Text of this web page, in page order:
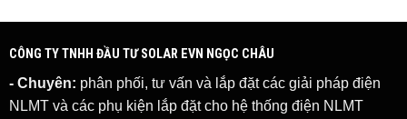
CÔNG TY TNHH ĐẦU TƯ SOLAR EVN NGỌC CHÂU
- Chuyên: phân phối, tư vấn và lắp đặt các giải pháp điện
NLMT và các phụ kiện lắp đặt cho hệ thống điện NLMT